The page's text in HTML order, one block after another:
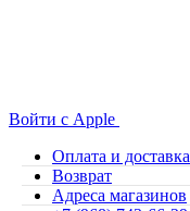
Войти с Apple
Оплата и доставка
Возврат
Адреса магазинов